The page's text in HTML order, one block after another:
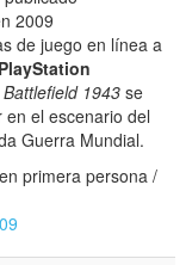
2009
de juego en línea a
PlayStation
Battlefield 1943 se
el escenario del
Guerra Mundial.
primera persona /